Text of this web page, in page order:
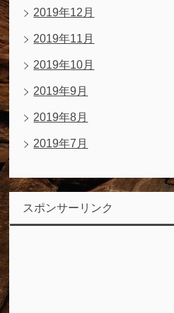
2019年12月
2019年11月
2019年10月
2019年9月
2019年8月
2019年7月
スポンサーリンク